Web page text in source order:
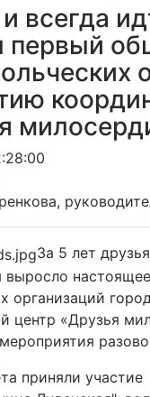
всегда
первый
За 5 лет
выросло
организаций
центр «Друзья
приняли